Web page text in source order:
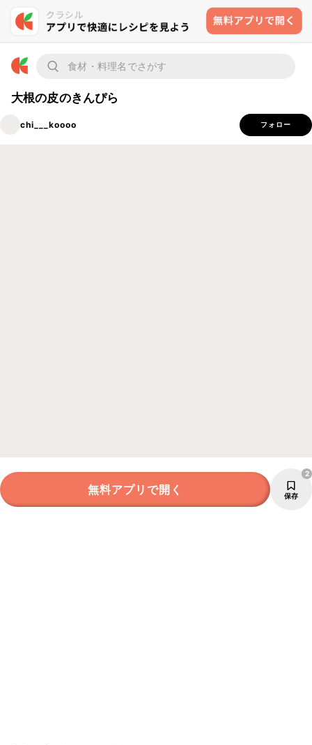
大根の皮のきんぴら
chi___koooo フォロー
無料アプリで開く 保存
2